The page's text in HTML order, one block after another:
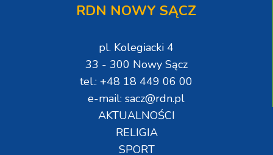
RDN NOWY SĄCZ
pl. Kolegiacki 4
33 - 300 Nowy Sącz
tel.: +48 18 449 06 00
e-mail: sacz@rdn.pl
AKTUALNOŚCI
RELIGIA
SPORT